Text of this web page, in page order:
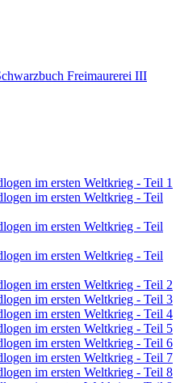
Freimaurerei III
im ersten Weltkrieg - Teil 1
im ersten Weltkrieg - Teil
im ersten Weltkrieg - Teil
im ersten Weltkrieg - Teil
im ersten Weltkrieg - Teil 2
im ersten Weltkrieg - Teil 3
im ersten Weltkrieg - Teil 4
im ersten Weltkrieg - Teil 5
im ersten Weltkrieg - Teil 6
im ersten Weltkrieg - Teil 7
im ersten Weltkrieg - Teil 8